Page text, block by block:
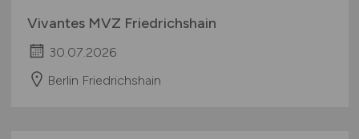
Vivantes MVZ Friedrichshain
30.07.2026
Berlin Friedrichshain